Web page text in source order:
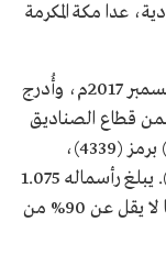
عدا مكة المكرمة
تأسس الصندوق في 18 ربيع الأول 1439هـ/6 ديسمبر 2017م، وأُدرج
بتاريخ 26 مارس 2018م، ضمن قطاع الصناديق
العقارية المتداولة، تحت اسم تداول (دراية ريت) برمز (4339)،
ويحمل رمز تداول دولي هو (SA14E0523PL6). يبلغ رأسماله 1.075
مليار ريال، ويوزع أرباحه بشكل ربع سنوي بما لا يقل عن 90% من